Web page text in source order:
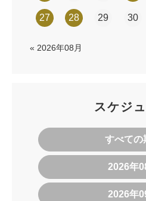
27 28 29 30
« 2026年08月
スケジ
すべての
2026年
2026年